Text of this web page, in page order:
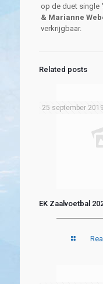
op de duet single
& Marianne
verkrijgbaar.
Related posts
25 september 2019
EK Zaalvoetbal